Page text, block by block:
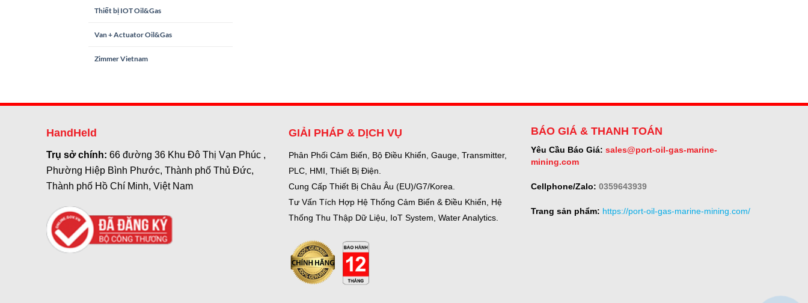
Thiết bị IOT Oil&Gas
Van + Actuator Oil&Gas
Zimmer Vietnam
HandHeld
Trụ sở chính: 66 đường 36 Khu Đô Thị Vạn Phúc ,
Phường Hiệp Bình Phước, Thành phố Thủ Đức,
Thành phố Hồ Chí Minh, Việt Nam
GIẢI PHÁP & DỊCH VỤ
Phân Phối Cảm Biến, Bộ Điều Khiển, Gauge, Transmitter,
PLC, HMI, Thiết Bị Điện.
Cung Cấp Thiết Bị Châu Âu (EU)/G7/Korea.
Tư Vấn Tích Hợp Hệ Thống Cảm Biến & Điều Khiển, Hệ
Thống Thu Thập Dữ Liệu, IoT System, Water Analytics.
BÁO GIÁ & THANH TOÁN
Yêu Cầu Báo Giá: sales@port-oil-gas-marine-
mining.com
Cellphone/Zalo: 0359643939
Trang sản phẩm: https://port-oil-gas-marine-mining.com/